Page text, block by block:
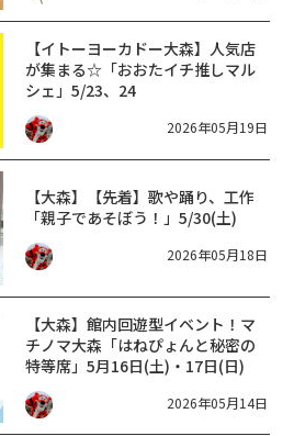
【イトーヨーカドー大森】人気店
が集まる☆「おおたイチ推しマル
シェ」5/23、24
2026年05月19日
【大森】【先着】歌や踊り、工作
「親子であそぼう！」5/30(土)
2026年05月18日
【大森】館内回遊型イベント！マ
チノマ大森「はねぴょんと秘密の
特等席」5月16日(土)・17日(日)
2026年05月14日